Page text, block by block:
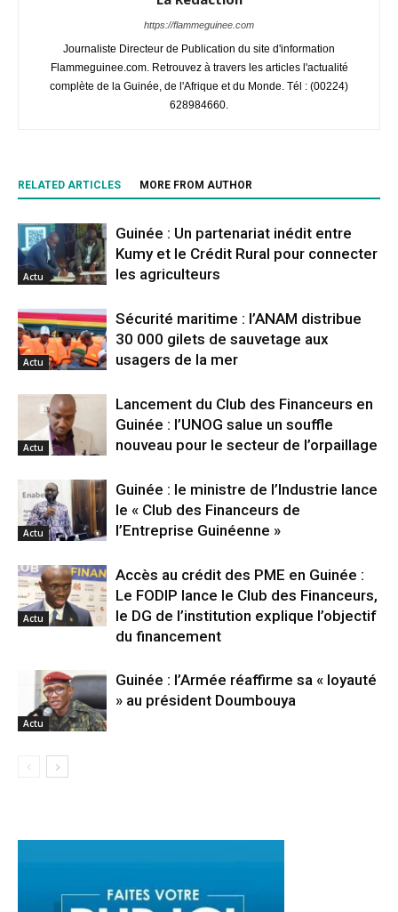
https://flammeguinee.com
Journaliste Directeur de Publication du site d'information
Flammeguinee.com. Retrouvez à travers les articles l'actualité
complète de la Guinée, de l'Afrique et du Monde. Tél : (00224)
628984660.
RELATED ARTICLES MORE FROM AUTHOR
Actu
Guinée : Un partenariat inédit entre
Kumy et le Crédit Rural pour connecter
les agriculteurs
Actu
Sécurité maritime : l’ANAM distribue
30 000 gilets de sauvetage aux
usagers de la mer
Actu
Lancement du Club des Financeurs en
Guinée : l’UNOG salue un souffle
nouveau pour le secteur de l’orpaillage
Actu
Guinée : le ministre de l’Industrie lance
le « Club des Financeurs de
l’Entreprise Guinéenne »
Actu
Accès au crédit des PME en Guinée :
Le FODIP lance le Club des Financeurs,
le DG de l’institution explique l’objectif
du financement
Actu
Guinée : l’Armée réaffirme sa « loyauté
» au président Doumbouya